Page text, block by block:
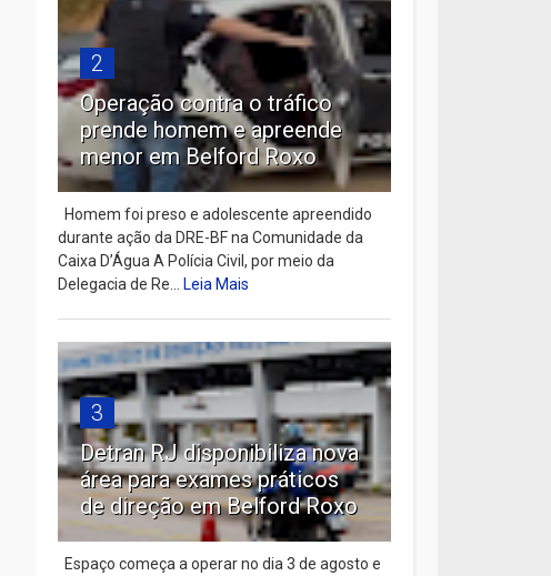
2
Operação contra o tráfico
prende homem e apreende
menor em Belford Roxo
Homem foi preso e adolescente apreendido
durante ação da DRE-BF na Comunidade da
Caixa D’Água A Polícia Civil, por meio da
Delegacia de Re...Leia Mais
3
Detran RJ disponibiliza nova
área para exames práticos
de direção em Belford Roxo
Espaço começa a operar no dia 3 de agosto e